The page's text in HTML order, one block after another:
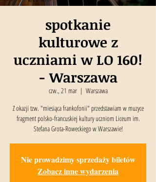
spotkanie
kulturowe z
uczniami w LO 160!
- Warszawa
czw., 21 mar
  |
Warszawa
Z okazji tzw. "miesiąca frankofonii" przedstawiam w muzyce
fragment polsko-francuskiej kultury uczniom Liceum im.
Stefana Grota-Roweckiego w Warszawie!
Nie prowadzimy sprzedaży biletów
Zobacz inne wydarzenia